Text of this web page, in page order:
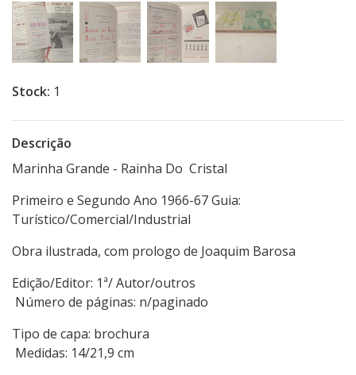
Stock: 1
Descrição
Marinha Grande - Rainha Do Cristal
Primeiro e Segundo Ano 1966-67 Guia:
Turístico/Comercial/Industrial
Obra ilustrada, com prologo de Joaquim Barosa
Edição/Editor: 1ª/ Autor/outros
Número de páginas: n/paginado
Tipo de capa: brochura
Medidas: 14/21,9 cm